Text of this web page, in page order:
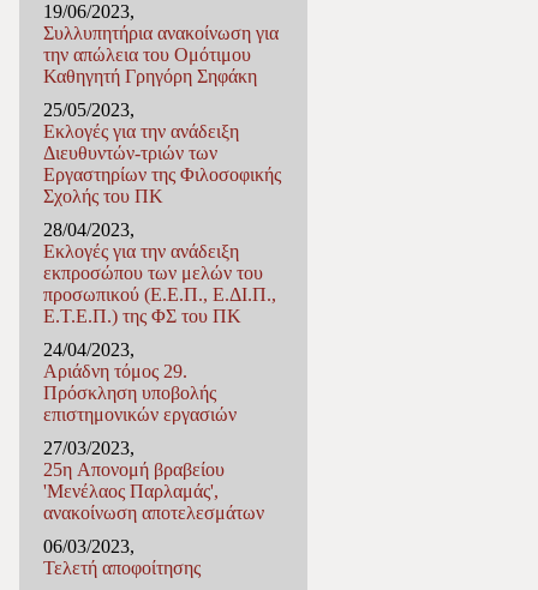
19/06/2023,
Συλλυπητήρια ανακοίνωση για
την απώλεια του Ομότιμου
Καθηγητή Γρηγόρη Σηφάκη
25/05/2023,
Εκλογές για την ανάδειξη
Διευθυντών-τριών των
Εργαστηρίων της Φιλοσοφικής
Σχολής του ΠΚ
28/04/2023,
Εκλογές για την ανάδειξη
εκπροσώπου των μελών του
προσωπικού (Ε.Ε.Π., Ε.ΔΙ.Π.,
Ε.Τ.Ε.Π.) της ΦΣ του ΠΚ
24/04/2023,
Αριάδνη τόμος 29.
Πρόσκληση υποβολής
επιστημονικών εργασιών
27/03/2023,
25η Απονομή βραβείου
'Μενέλαος Παρλαμάς',
ανακοίνωση αποτελεσμάτων
06/03/2023,
Τελετή αποφοίτησης